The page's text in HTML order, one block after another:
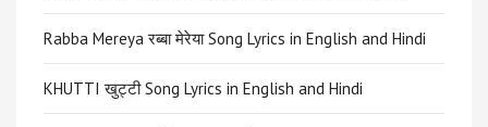
Rabba Mereya रब्बा मेरेया Song Lyrics in English and Hindi
KHUTTI खुट्टी Song Lyrics in English and Hindi